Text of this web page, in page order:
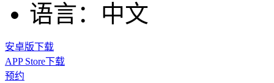
语言： 中文
安卓版下载
APP Store下载
预约